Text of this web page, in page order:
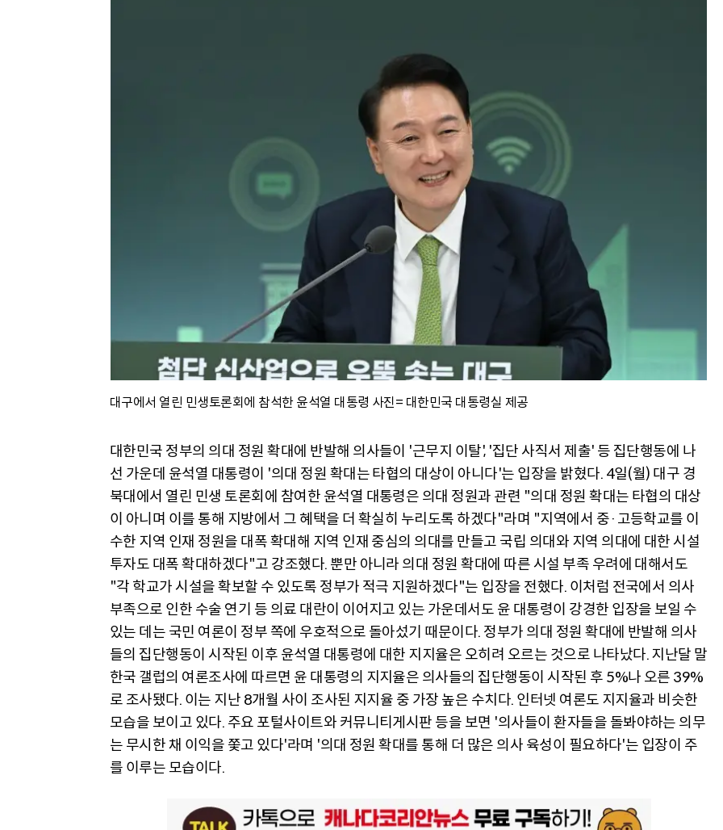
대구에서 열린 민생토론회에 참석한 윤석열 대통령 사진= 대한민국 대통령실 제공
대한민국 정부의 의대 정원 확대에 반발해 의사들이 '근무지 이탈', '집단 사직서 제출' 등 집단행동에 나
선 가운데 윤석열 대통령이 '의대 정원 확대는 타협의 대상이 아니다'는 입장을 밝혔다. 4일(월) 대구 경
북대에서 열린 민생 토론회에 참여한 윤석열 대통령은 의대 정원과 관련 "의대 정원 확대는 타협의 대상
이 아니며 이를 통해 지방에서 그 혜택을 더 확실히 누리도록 하겠다"라며 "지역에서 중·고등학교를 이
수한 지역 인재 정원을 대폭 확대해 지역 인재 중심의 의대를 만들고 국립 의대와 지역 의대에 대한 시설
투자도 대폭 확대하겠다"고 강조했다. 뿐만 아니라 의대 정원 확대에 따른 시설 부족 우려에 대해서도
"각 학교가 시설을 확보할 수 있도록 정부가 적극 지원하겠다"는 입장을 전했다. 이처럼 전국에서 의사
부족으로 인한 수술 연기 등 의료 대란이 이어지고 있는 가운데서도 윤 대통령이 강경한 입장을 보일 수
있는 데는 국민 여론이 정부 쪽에 우호적으로 돌아섰기 때문이다. 정부가 의대 정원 확대에 반발해 의사
들의 집단행동이 시작된 이후 윤석열 대통령에 대한 지지율은 오히려 오르는 것으로 나타났다. 지난달 말
한국 갤럽의 여론조사에 따르면 윤 대통령의 지지율은 의사들의 집단행동이 시작된 후 5%나 오른 39%
로 조사됐다. 이는 지난 8개월 사이 조사된 지지율 중 가장 높은 수치다. 인터넷 여론도 지지율과 비슷한
모습을 보이고 있다. 주요 포털사이트와 커뮤니티게시판 등을 보면 '의사들이 환자들을 돌봐야하는 의무
는 무시한 채 이익을 쫓고 있다'라며 '의대 정원 확대를 통해 더 많은 의사 육성이 필요하다'는 입장이 주
를 이루는 모습이다.